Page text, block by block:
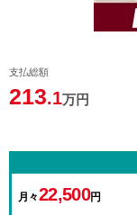
支払総額
213.1万円
月々22,500円